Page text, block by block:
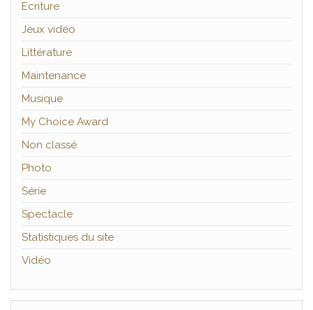
Ecriture
Jeux vidéo
Littérature
Maintenance
Musique
My Choice Award
Non classé
Photo
Série
Spectacle
Statistiques du site
Vidéo